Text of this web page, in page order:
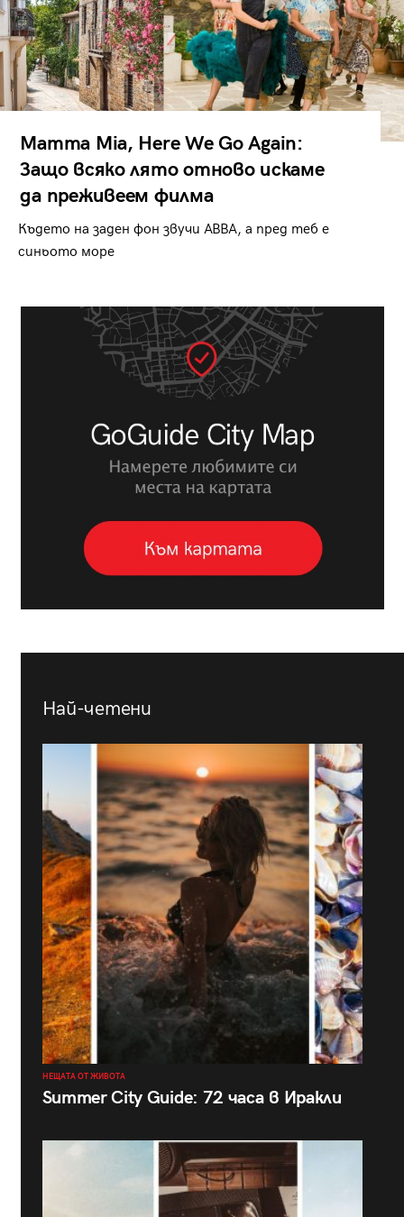
Mamma Mia, Here We Go Again:
Защо всяко лято отново искаме
да преживеем филма
Където на заден фон звучи ABBA, а пред теб е
синьото море
Най-четени
НЕЩАТА ОТ ЖИВОТА
Summer City Guide: 72 часа в Иракли